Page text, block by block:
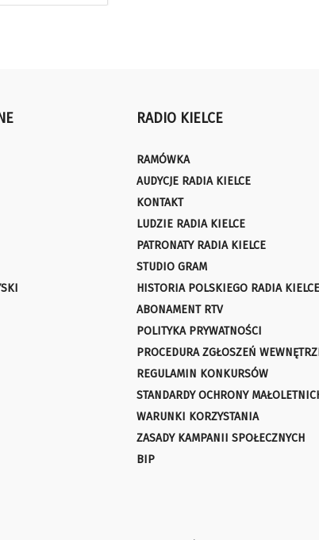
RADIO KIELCE
RAMÓWKA
AUDYCJE RADIA KIELCE
KONTAKT
LUDZIE RADIA KIELCE
PATRONATY RADIA KIELCE
STUDIO GRAM
HISTORIA POLSKIEGO RADIA KIELCE
ABONAMENT RTV
POLITYKA PRYWATNOŚCI
PROCEDURA ZGŁOSZEŃ
REGULAMIN KONKURSÓW
STANDARDY OCHRONY
WARUNKI KORZYSTANIA
ZASADY KAMPANII SPOŁECZNYCH
BIP